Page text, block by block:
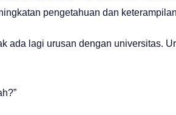
pengetahuan dan
ada lagi urusan dengan universitas.